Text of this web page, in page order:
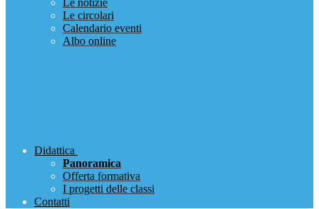
Le notizie
Le circolari
Calendario eventi
Albo online
Didattica
Panoramica
Offerta formativa
I progetti delle classi
Contatti